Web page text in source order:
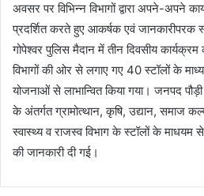
अवसर पर विभिन्न विभागों द्वारा अपने-अपने
प्रदर्शित करते हुए आकर्षक एवं जानकारीपरक
गोपेश्वर पुलिस मैदान में तीन दिवसीय
विभागों की ओर से लगाए गए 40 स्टॉलों के
योजनाओं से लाभान्वित किया गया। जनपद
के अंतर्गत ग्रामोत्थान, कृषि, उद्यान, समाज
स्वास्थ्य व राजस्व विभाग के स्टॉलों के माधयम
की जानकारी दी गई।